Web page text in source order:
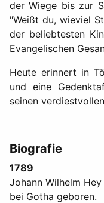
der Wiege bis zur
"Weißt du, wieviel
der beliebtesten
Evangelischen
Heute erinnert in
und eine
seinen
Biografie
1789
Johann Wilhelm
bei Gotha geboren.